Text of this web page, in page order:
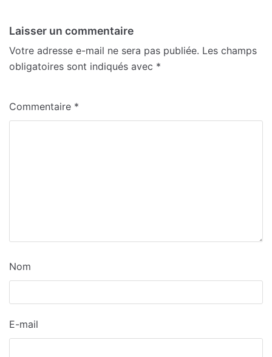
Laisser un commentaire
Votre adresse e-mail ne sera pas publiée. Les champs
obligatoires sont indiqués avec *
Commentaire *
Nom
E-mail